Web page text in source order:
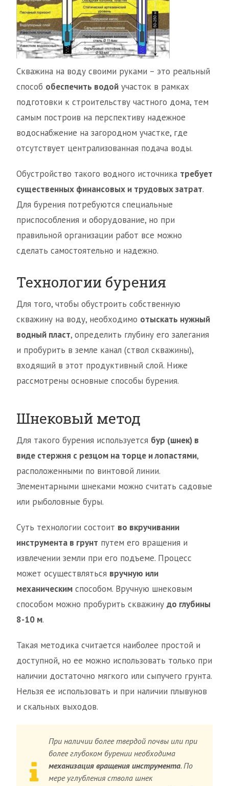
Скважина на воду своими руками – это реальный
способ обеспечить водой участок в рамках
подготовки к строительству частного дома, тем
самым построив на перспективу надежное
водоснабжение на загородном участке, где
отсутствует централизованная подача воды.
Обустройство такого водного источника требует
существенных финансовых и трудовых затрат.
Для бурения потребуются специальные
приспособления и оборудование, но при
правильной организации работ все можно
сделать самостоятельно и надежно.
Технологии бурения
Для того, чтобы обустроить собственную
скважину на воду, необходимо отыскать нужный
водный пласт, определить глубину его залегания
и пробурить в земле канал (ствол скважины),
входящий в этот продуктивный слой. Ниже
рассмотрены основные способы бурения.
Шнековый метод
Для такого бурения используется бур (шнек) в
виде стержня с резцом на торце и лопастями,
расположенными по винтовой линии.
Элементарными шнеками можно считать садовые
или рыболовные буры.
Суть технологии состоит во вкручивании
инструмента в грунт путем его вращения и
извлечении земли при его подъеме. Процесс
может осуществляться вручную или
механическим способом. Вручную шнековым
способом можно пробурить скважину до глубины
8-10 м.
Такая методика считается наиболее простой и
доступной, но ее можно использовать только при
наличии достаточно мягкого или сыпучего грунта.
Нельзя ее использовать и при наличии плывунов
и скальных выходов.
При наличии более твердой почвы или при
более глубоком бурении необходима
механизация вращения инструмента. По
мере углубления ствола шнек